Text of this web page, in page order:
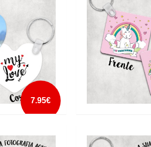
add à lista
7.95€